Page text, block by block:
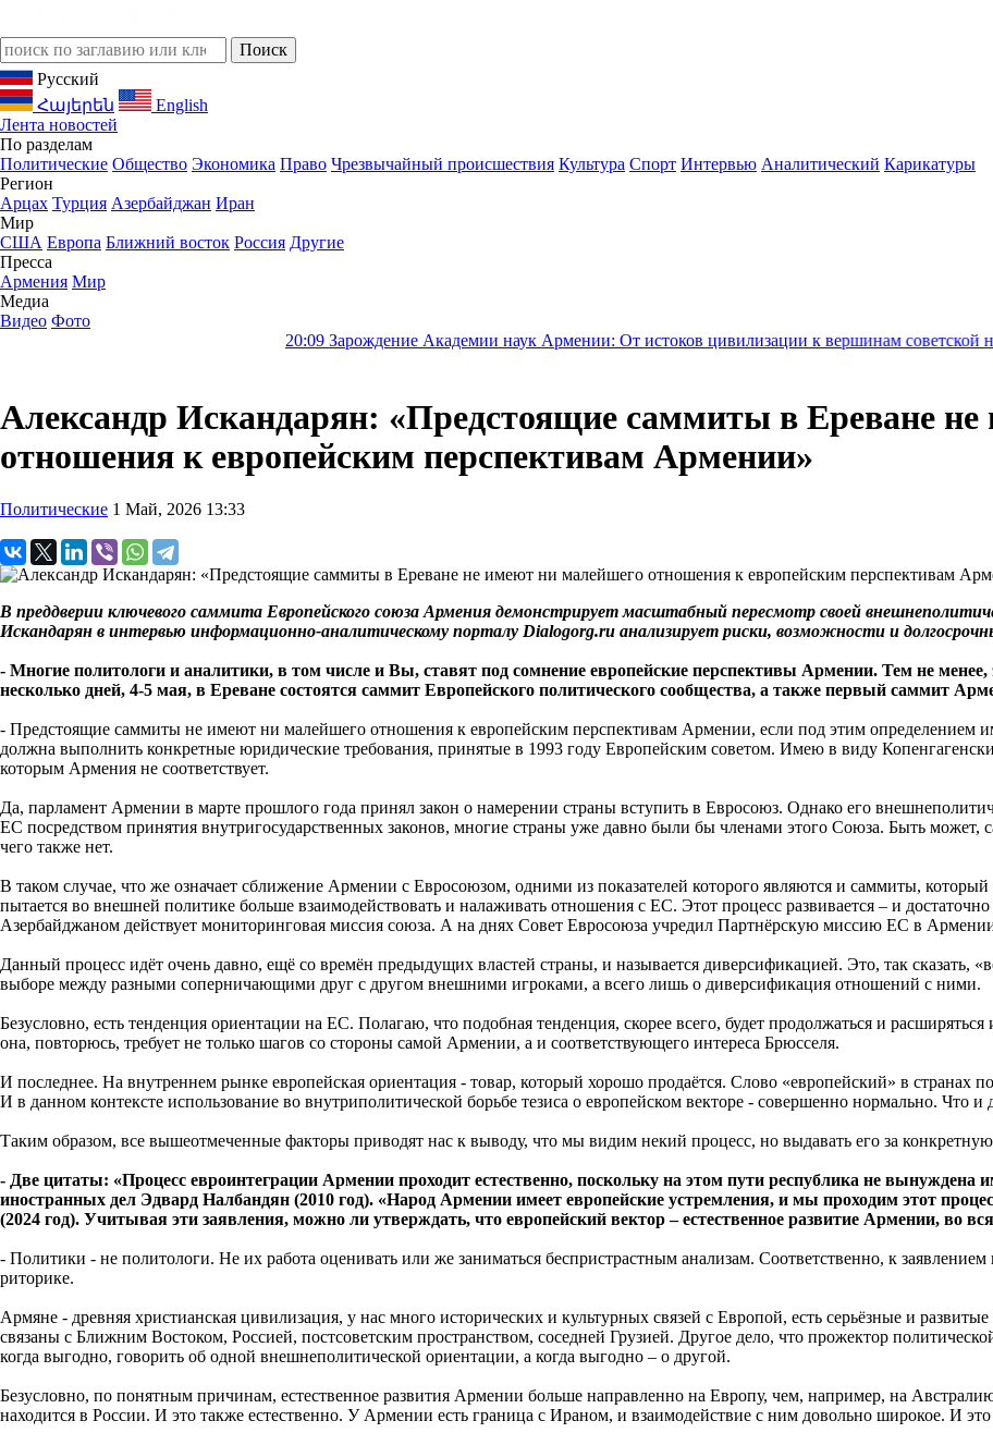
Русский
Հայերեն
English
Лента новостей
По разделам
Политические Общество Экономика Право Чрезвычайный происшествия Культура Спорт Интервью Аналитический Карикатуры
Регион
Арцах Турция Азербайджан Иран
Мир
США Европа Ближний восток Россия Другие
Пресса
Армения Мир
Медиа
Видео Фото
Зарождение Академии наук Армении: От истоков цивилизации к вершинам советской науки - Новости
Александр Искандарян: «Предстоящие саммиты в Ереване
отношения к европейским перспективам Армении»
Политические 1 Май, 2026 13:33
В преддверии ключевого саммита Европейского союза Армения демонстрирует масштабный пересмотр своей
Искандарян в интервью информационно-аналитическому порталу Dialogorg.ru анализирует риски, возможности и
- Многие политологи и аналитики, в том числе и Вы, ставят под сомнение европейские перспективы Армении. Тем не менее,
несколько дней, 4-5 мая, в Ереване состоятся саммит Европейского политического сообщества, а также первый саммит
- Предстоящие саммиты не имеют ни малейшего отношения к европейским перспективам Армении, если под этим определением
должна выполнить конкретные юридические требования, принятые в 1993 году Европейским советом. Имею в виду
которым Армения не соответствует.
Да, парламент Армении в марте прошлого года принял закон о намерении страны вступить в Евросоюз. Однако его
ЕС посредством принятия внутригосударственных законов, многие страны уже давно были бы членами этого Союза. Быть может,
чего также нет.
В таком случае, что же означает сближение Армении с Евросоюзом, одними из показателей которого являются и саммиты,
пытается во внешней политике больше взаимодействовать и налаживать отношения с ЕС. Этот процесс развивается – и
Азербайджаном действует мониторинговая миссия союза. А на днях Совет Евросоюза учредил Партнёрскую миссию ЕС в
Данный процесс идёт очень давно, ещё со времён предыдущих властей страны, и называется диверсификацией. Это, так сказать,
выборе между разными соперничающими друг с другом внешними игроками, а всего лишь о диверсификация отношений с ними.
Безусловно, есть тенденция ориентации на ЕС. Полагаю, что подобная тенденция, скорее всего, будет продолжаться и
она, повторюсь, требует не только шагов со стороны самой Армении, а и соответствующего интереса Брюсселя.
И последнее. На внутреннем рынке европейская ориентация - товар, который хорошо продаётся. Слово «европейский» в странах
И в данном контексте использование во внутриполитической борьбе тезиса о европейском векторе - совершенно нормально. Что
Таким образом, все вышеотмеченные факторы приводят нас к выводу, что мы видим некий процесс, но выдавать его за
- Две цитаты: «Процесс евроинтеграции Армении проходит естественно, поскольку на этом пути республика не
иностранных дел Эдвард Налбандян (2010 год). «Народ Армении имеет европейские устремления, и мы проходим этот
(2024 год). Учитывая эти заявления, можно ли утверждать, что европейский вектор – естественное развитие Армении, во
- Политики - не политологи. Не их работа оценивать или же заниматься беспристрастным анализам. Соответственно, к
риторике.
Армяне - древняя христианская цивилизация, у нас много исторических и культурных связей с Европой, есть серьёзные и
связаны с Ближним Востоком, Россией, постсоветским пространством, соседней Грузией. Другое дело, что прожектор
когда выгодно, говорить об одной внешнеполитической ориентации, а когда выгодно – о другой.
Безусловно, по понятным причинам, естественное развития Армении больше направленно на Европу, чем, например, на
находится в России. И это также естественно. У Армении есть граница с Ираном, и взаимодействие с ним довольно широкое. И это